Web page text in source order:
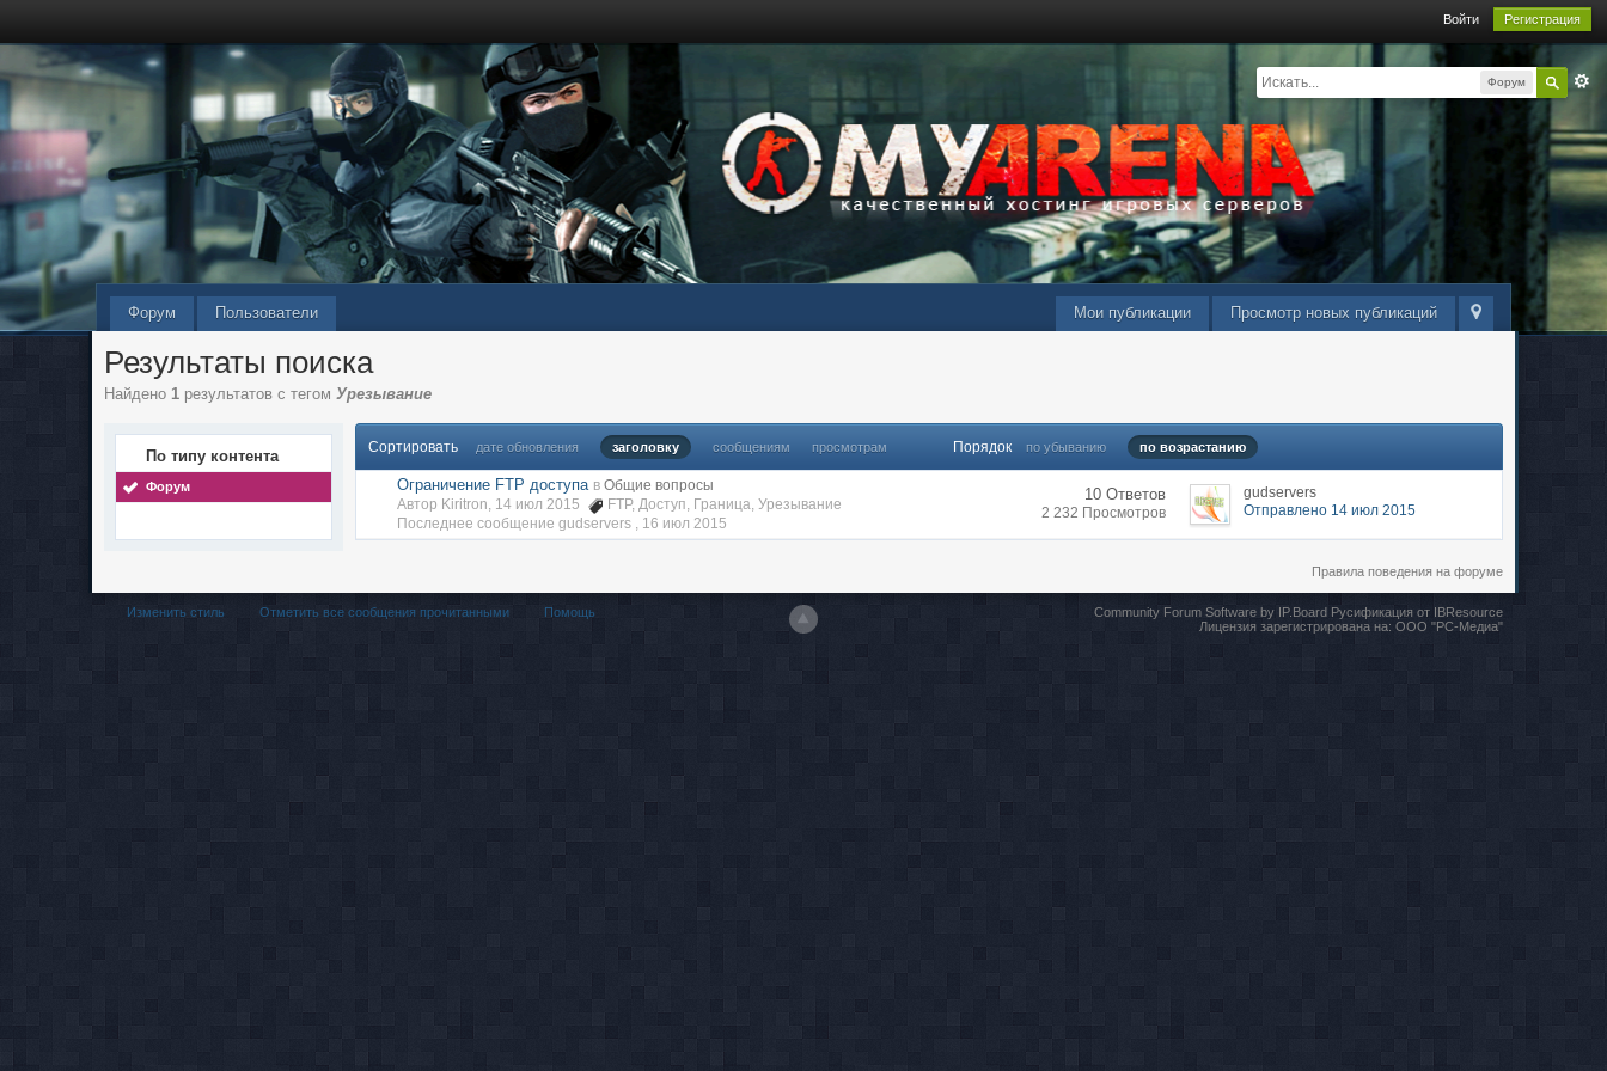
Войти Регистрация
Форум
Просмотр новых публикаций
Мои публикации
Форум Пользователи
Результаты поиска
Найдено 1 результатов с тегомУрезывание
По типу контента
Форум
Сортировать дате обновления заголовку сообщениям просмотрам Порядок по убыванию по возрастанию
Ограничение FTP доступа в Общие вопросы
Автор Kiritron, 14 июл 2015
FTP,Доступ, Граница,Урезывание
Последнее сообщение gudservers , 16 июл 2015
10 Ответов
2 232 Просмотров
gudservers
Отправлено 14 июл 2015
Правила поведения на форуме
Изменить стиль Отметить все сообщения прочитанными Помощь Community Forum Software by IP.BoardРусификация от IBResource
Лицензия зарегистрирована на: ООО "РС-Медиа"